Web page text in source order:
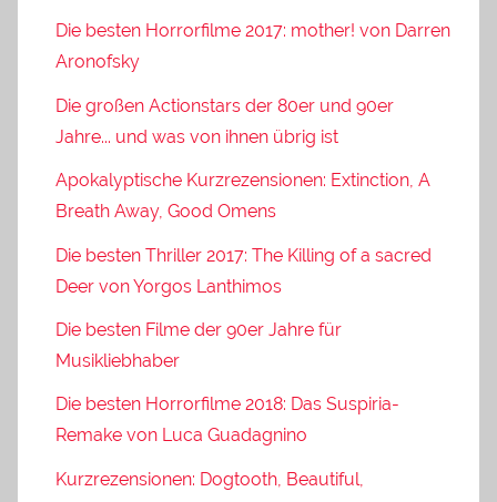
Die besten Horrorfilme 2017: mother! von Darren
Aronofsky
Die großen Actionstars der 80er und 90er
Jahre... und was von ihnen übrig ist
Apokalyptische Kurzrezensionen: Extinction, A
Breath Away, Good Omens
Die besten Thriller 2017: The Killing of a sacred
Deer von Yorgos Lanthimos
Die besten Filme der 90er Jahre für
Musikliebhaber
Die besten Horrorfilme 2018: Das Suspiria-
Remake von Luca Guadagnino
Kurzrezensionen: Dogtooth, Beautiful,